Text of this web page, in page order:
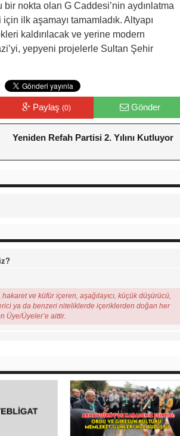
nokta olan G Caddesi’nin aydınlatma
ilk aşamayı tamamladık. Altyapı
kaldırılacak ve yerine modern
yepyeni projelerle Sultan Şehir
Paylaş (0) Gönder
Yeniden Refah Partisi 2. Yılını Kutluyor
ve küfür içeren, aşağılayıcı, küçük düşürücü,
ya da benzeri niteliklerde içeriklerden doğan her
Üye/Üyeler’e aittir.